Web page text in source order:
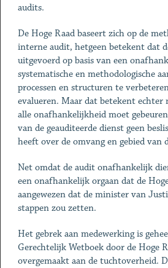
audits.
De Hoge Raad baseert zich op de
interne audit, hetgeen betekent dat
uitgevoerd op basis van een
systematische en methodologische
processen en structuren te
evalueren. Maar dat betekent
alle onafhankelijkheid moet
van de geauditeerde dienst geen
heeft over de omvang en gebied van
Net omdat de audit onafhankelijk
een onafhankelijk orgaan dat de
aangewezen dat de minister van
stappen zou zetten.
Het gebrek aan medewerking is
Gerechtelijk Wetboek door de Hoge
overgemaakt aan de tuchtoverheid.